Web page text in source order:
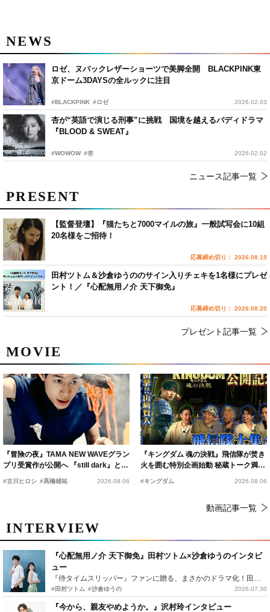
NEWS
ロゼ、ヌバックレザーショーツで美脚全開 BLACKPINK東
京ドーム3DAYSの全ルックに注目
#BLACKPINK #ロゼ 2026.02.03
杏が“英語で演じる刑事”に挑戦 国境を越えるバディドラマ
『BLOOD & SWEAT』
#WOWOW #杏 2026.02.02
ニュース記事一覧
MOVIE
『冒険の夜』TAMA NEW WAVEグラン
プリ受賞作が公開へ 『still dark』と同
時上映決定
#古川ヒロシ #髙橋雄祐 2026.08.06
『キングダム 魂の決戦』飛信隊が焚き
火を囲む特別企画始動 秘蔵トーク満載
の“キングダムキャンプ”開催
#キングダム 2026.08.06
動画記事一覧
INTERVIEW
『心配無用ノ介 天下御免』田村ツトム×沙倉ゆうのインタビ
ュー
『侍タイムスリッパー』ファンに贈る、まさかのドラマ化！田村ツトム×沙倉ゆうのが語る『心配無用ノ介』撮影秘話
#田村ツトム #沙倉ゆうの 2026.07.30
『今から、親友やめようか。』沢村玲インタビュー
PRESENT
【監督登壇】『猫たちと7000マイルの旅』一般試写会に10組
20名様をご招待！
応募締め切り： 2026.08.15
田村ツトム＆沙倉ゆうののサイン入りチェキを1名様にプレゼ
ント！／『心配無用ノ介 天下御免』
応募締め切り： 2026.08.20
プレゼント記事一覧